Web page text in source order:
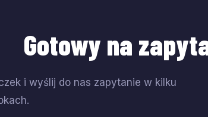
Gotowy na
i wyślij do nas zapytanie w kilku